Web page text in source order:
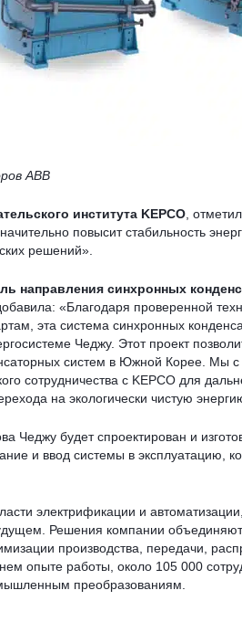
ABB
института KEPCO ,
повысит стабильность
решений».
направления синхронных
«Благодаря проверенной
эта система синхронных
Чеджу. Этот проект
систем в Южной Корее. Мы
сотрудничества с KEPCO для
на экологически чистую
Чеджу будет спроектирован и
и ввод системы в эксплуатацию,
электрификации и
Решения компании
производства, передачи,
опыте работы, около 105 000
преобразованиям.